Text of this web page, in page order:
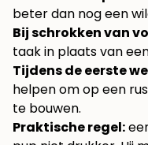
beter dan nog een
Bij schrokken van
taak in plaats van
Tijdens de eerste
helpen om op een
te bouwen.
Praktische regel: